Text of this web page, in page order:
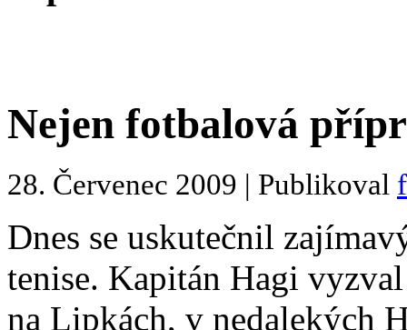
Nejen fotbalová
28. Červenec 2009 | Publikoval
Dnes se uskutečnil
tenise. Kapitán Hagi
na Lipkách, v nedalekých